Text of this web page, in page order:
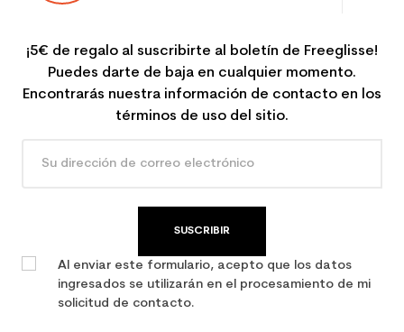
¡5€ de regalo al suscribirte al boletín de Freeglisse!
Puedes darte de baja en cualquier momento.
Encontrarás nuestra información de contacto en los
términos de uso del sitio.
SUSCRIBIR
Al enviar este formulario, acepto que los datos
ingresados se utilizarán en el procesamiento de mi
solicitud de contacto.